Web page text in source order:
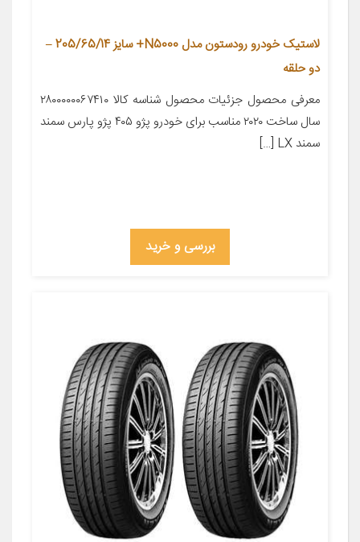
لاستیک خودرو رودستون مدل N5000+ سایز 205/65/14 –
دو حلقه
معرفی محصول جزئیات محصول شناسه کالا ۲۸۰۰۰۰۰۰۶۷۴۱۰
سال ساخت ۲۰۲۰ مناسب برای خودرو پژو ۴۰۵ پژو پارس سمند
سمند LX […]
بررسی و خرید